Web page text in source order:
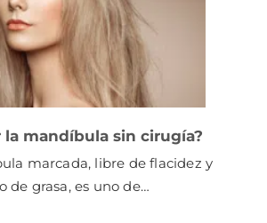
la mandíbula sin cirugía?
marcada, libre de flacidez y
de grasa, es uno de…